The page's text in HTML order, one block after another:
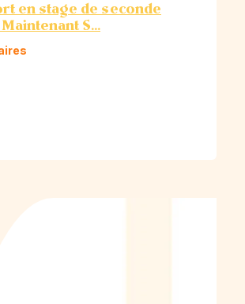
en stage de seconde
S...